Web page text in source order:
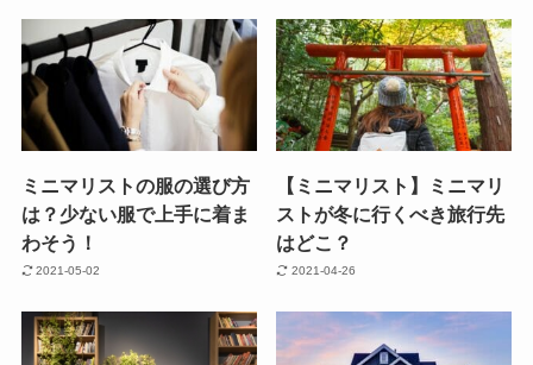
ミニマリストの服の選び方
は？少ない服で上手に着ま
わそう！
2021-05-02
【ミニマリスト】ミニマリ
ストが冬に行くべき旅行先
はどこ？
2021-04-26